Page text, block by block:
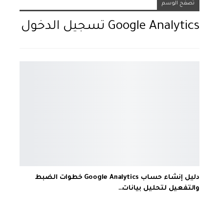
تصفح الوسم
Google Analytics تسجيل الدخول
دليل إنشاء حساب Google Analytics خطوات الضبط
والتفعيل لتحليل بيانات…